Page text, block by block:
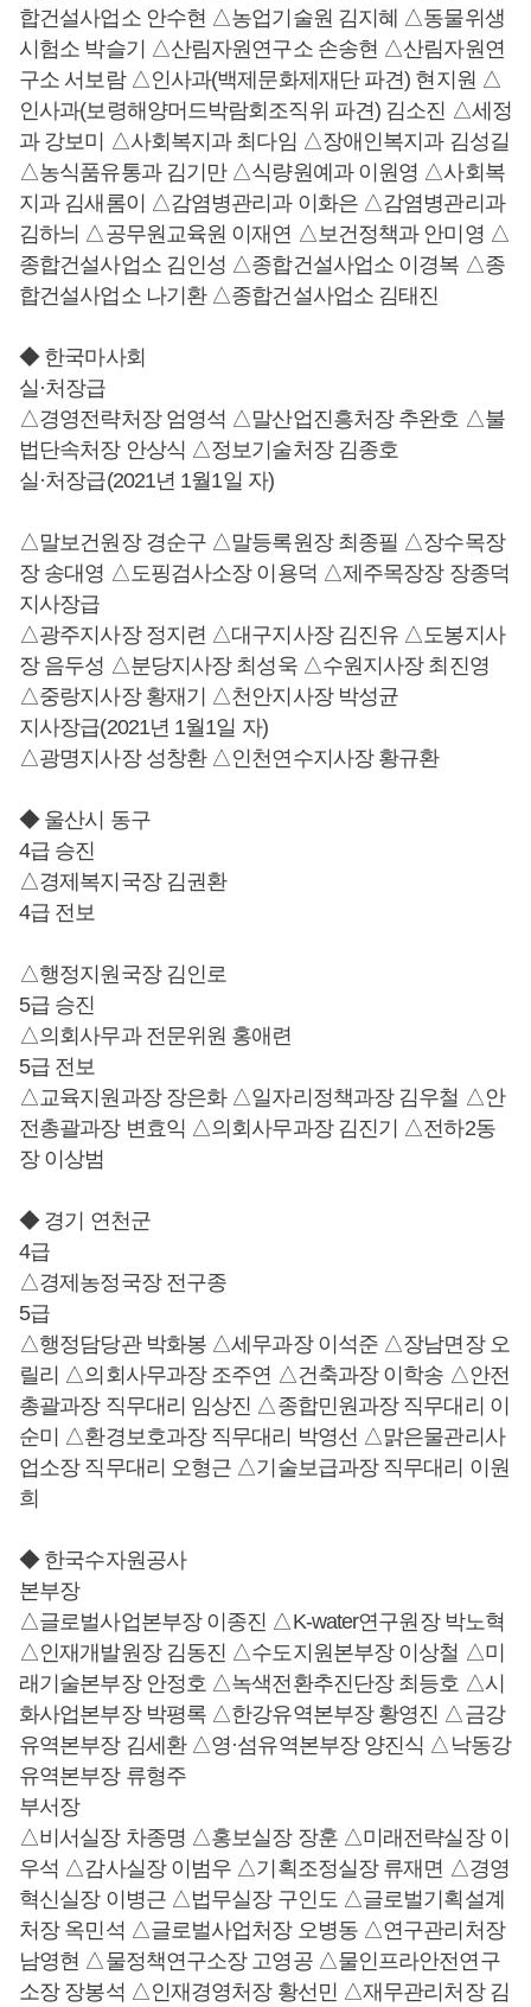
합건설사업소 안수현 △농업기술원 김지혜 △동물위생
시험소 박슬기 △산림자원연구소 손송현 △산림자원연
구소 서보람 △인사과(백제문화제재단 파견) 현지원 △
인사과(보령해양머드박람회조직위 파견) 김소진 △세정
과 강보미 △사회복지과 최다임 △장애인복지과 김성길
△농식품유통과 김기만 △식량원예과 이원영 △사회복
지과 김새롬이 △감염병관리과 이화은 △감염병관리과
김하늬 △공무원교육원 이재연 △보건정책과 안미영 △
종합건설사업소 김인성 △종합건설사업소 이경복 △종
합건설사업소 나기환 △종합건설사업소 김태진
◆ 한국마사회
실·처장급
△경영전략처장 엄영석 △말산업진흥처장 추완호 △불
법단속처장 안상식 △정보기술처장 김종호
실·처장급(2021년 1월1일 자)
△말보건원장 경순구 △말등록원장 최종필 △장수목장
장 송대영 △도핑검사소장 이용덕 △제주목장장 장종덕
지사장급
△광주지사장 정지련 △대구지사장 김진유 △도봉지사
장 음두성 △분당지사장 최성욱 △수원지사장 최진영
△중랑지사장 황재기 △천안지사장 박성균
지사장급(2021년 1월1일 자)
△광명지사장 성창환 △인천연수지사장 황규환
◆ 울산시 동구
4급 승진
△경제복지국장 김권환
4급 전보
△행정지원국장 김인로
5급 승진
△의회사무과 전문위원 홍애련
5급 전보
△교육지원과장 장은화 △일자리정책과장 김우철 △안
전총괄과장 변효익 △의회사무과장 김진기 △전하2동
장 이상범
◆ 경기 연천군
4급
△경제농정국장 전구종
5급
△행정담당관 박화봉 △세무과장 이석준 △장남면장 오
릴리 △의회사무과장 조주연 △건축과장 이학송 △안전
총괄과장 직무대리 임상진 △종합민원과장 직무대리 이
순미 △환경보호과장 직무대리 박영선 △맑은물관리사
업소장 직무대리 오형근 △기술보급과장 직무대리 이원
희
◆ 한국수자원공사
본부장
△글로벌사업본부장 이종진 △K-water연구원장 박노혁
△인재개발원장 김동진 △수도지원본부장 이상철 △미
래기술본부장 안정호 △녹색전환추진단장 최등호 △시
화사업본부장 박평록 △한강유역본부장 황영진 △금강
유역본부장 김세환 △영·섬유역본부장 양진식 △낙동강
유역본부장 류형주
부서장
△비서실장 차종명 △홍보실장 장훈 △미래전략실장 이
우석 △감사실장 이범우 △기획조정실장 류재면 △경영
혁신실장 이병근 △법무실장 구인도 △글로벌기획설계
처장 옥민석 △글로벌사업처장 오병동 △연구관리처장
남영현 △물정책연구소장 고영공 △물인프라안전연구
소장 장봉석 △인재경영처장 황선민 △재무관리처장 김